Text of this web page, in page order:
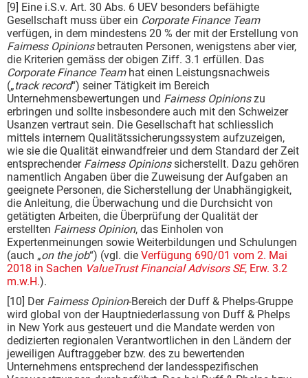
[9] Eine i.S.v. Art. 30 Abs. 6 UEV besonders befähigte
Gesellschaft muss über ein Corporate Finance Team
verfügen, in dem mindestens 20 % der mit der Erstellung von
Fairness Opinionsbetrauten Personen, wenigstens aber vier,
die Kriterien gemäss der obigen Ziff. 3.1 erfüllen. Das
Corporate Finance Teamhat einen Leistungsnachweis
(„track record“) seiner Tätigkeit im Bereich
Unternehmensbewertungen und Fairness Opinionszu
erbringen und sollte insbesondere auch mit den Schweizer
Usanzen vertraut sein. Die Gesellschaft hat schliesslich
mittels internem Qualitätssicherungssystem aufzuzeigen,
wie sie die Qualität einwandfreier und dem Standard der Zeit
entsprechender Fairness Opinionssicherstellt. Dazu gehören
namentlich Angaben über die Zuweisung der Aufgaben an
geeignete Personen, die Sicherstellung der Unabhängigkeit,
die Anleitung, die Überwachung und die Durchsicht von
getätigten Arbeiten, die Überprüfung der Qualität der
erstellten Fairness Opinion, das Einholen von
Expertenmeinungen sowie Weiterbildungen und Schulungen
(auch „on the job“) (vgl. die Verfügung 690/01 vom 2. Mai
2018 in Sachen ValueTrust Financial Advisors SE, Erw. 3.2
m.w.H.).
[10] Der Fairness Opinion-Bereich der Duff & Phelps-Gruppe
wird global von der Hauptniederlassung von Duff & Phelps
in New York aus gesteuert und die Mandate werden von
dedizierten regionalen Verantwortlichen in den Ländern der
jeweiligen Auftraggeber bzw. des zu bewertenden
Unternehmens entsprechend der landesspezifischen